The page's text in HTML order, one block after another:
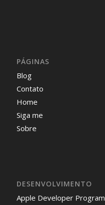
PÁGINAS
Blog
Contato
Home
Siga me
Sobre
DESENVOLVIMENTO
Apple Developer Program